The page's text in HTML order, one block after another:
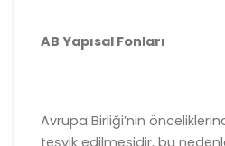
AB Yapısal Fonları
Avrupa Birliği’nin
teşvik edilmesidir, bu